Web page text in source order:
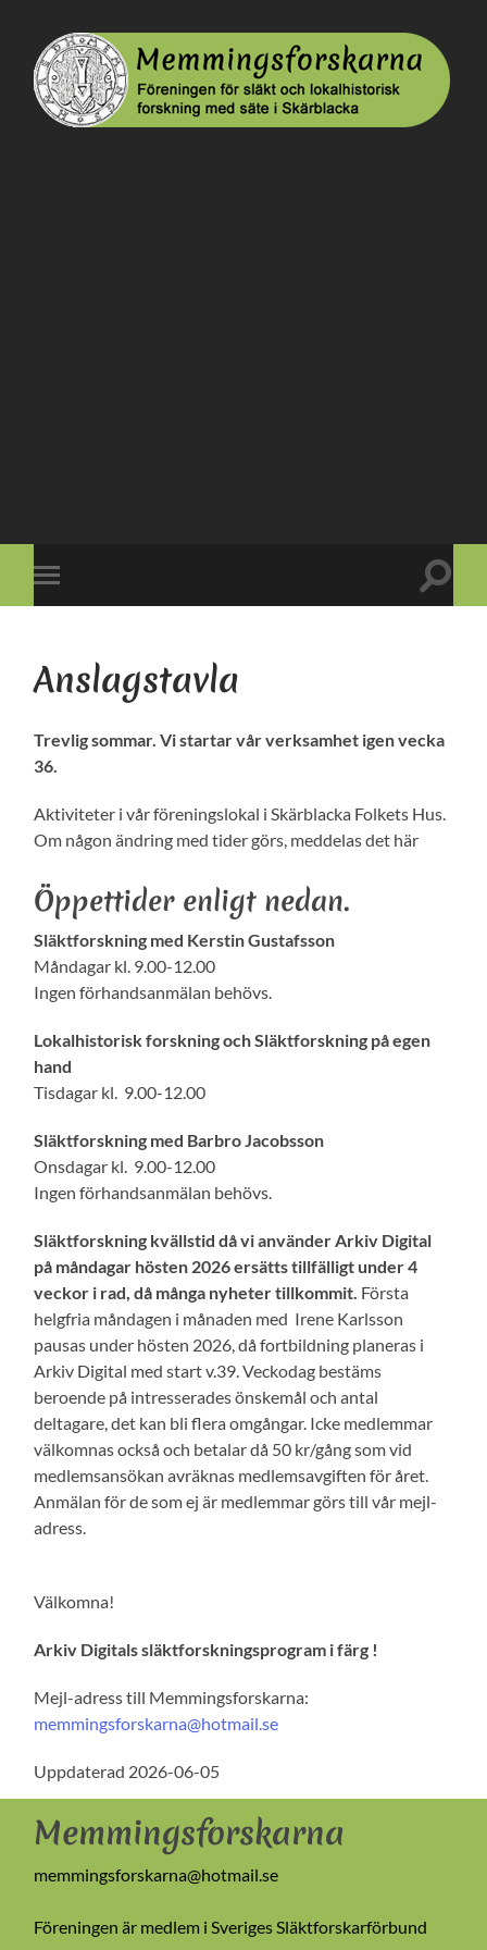
Memmingsforskarna
Slå
på/av
Slå
Anslagstavla
Trevlig sommar. Vi startar vår verksamhet igen vecka
36.
Aktiviteter i vår föreningslokal i Skärblacka Folkets Hus.
Om någon ändring med tider görs, meddelas det här
Öppettider enligt nedan.
Släktforskning med Kerstin Gustafsson
Måndagar kl. 9.00-12.00
Ingen förhandsanmälan behövs.
Lokalhistorisk forskning och Släktforskning på egen
hand
Tisdagar kl. 9.00-12.00
Släktforskning med Barbro Jacobsson
Onsdagar kl. 9.00-12.00
Ingen förhandsanmälan behövs.
Släktforskning kvällstid då vi använder Arkiv Digital
på måndagar hösten 2026 ersätts tillfälligt under 4
veckor i rad, då många nyheter tillkommit. Första
helgfria måndagen i månaden med Irene Karlsson
pausas under hösten 2026, då fortbildning planeras i
Arkiv Digital med start v.39. Veckodag bestäms
beroende på intresserades önskemål och antal
deltagare, det kan bli flera omgångar. Icke medlemmar
välkomnas också och betalar då 50 kr/gång som vid
medlemsansökan avräknas medlemsavgiften för året.
Anmälan för de som ej är medlemmar görs till vår mejl-
adress.
Välkomna!
Arkiv Digitals släktforskningsprogram i färg !
Mejl-adress till Memmingsforskarna:
memmingsforskarna@hotmail.se
Uppdaterad 2026-06-05
Memmingsforskarna
memmingsforskarna@hotmail.se
Föreningen är medlem i Sveriges Släktforskarförbund